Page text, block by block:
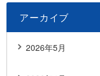
アーカイブ
2026年5月